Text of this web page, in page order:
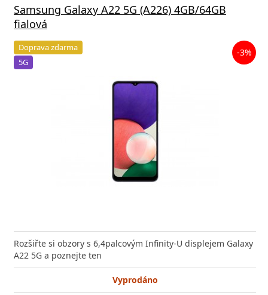
Samsung Galaxy A22 5G (A226) 4GB/64GB
fialová
Doprava zdarma
5G
-3%
Rozšiřte si obzory s 6,4palcovým Infinity-U displejem Galaxy
A22 5G a poznejte ten
Vyprodáno